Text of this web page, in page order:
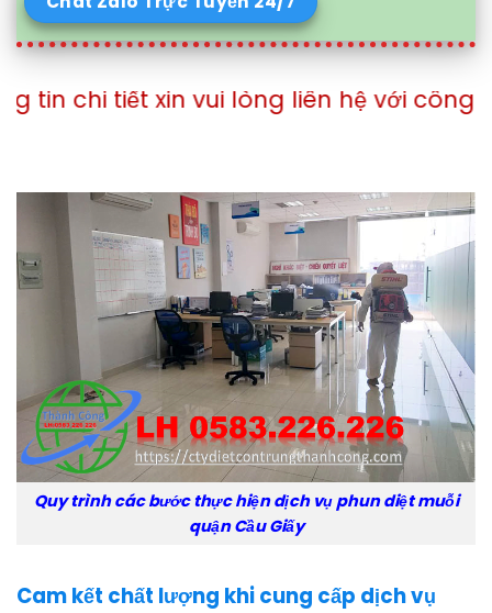
vui lòng liên hệ với công ty theo số
Quy trình các bước thực hiện dịch vụ phun diệt muỗi
quận Cầu Giấy
Cam kết chất lượng khi cung cấp dịch vụ